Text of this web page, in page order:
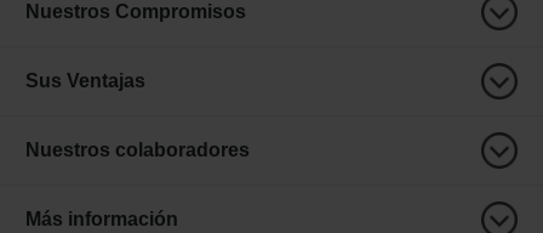
Nuestros Compromisos
Sus Ventajas
Nuestros colaboradores
Más información